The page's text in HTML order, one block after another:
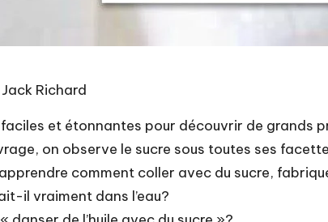
Richard
et étonnantes pour découvrir de grands
on observe le sucre sous toutes ses
comment coller avec du sucre,
il vraiment dans l’eau?